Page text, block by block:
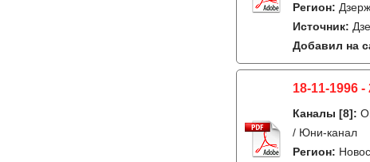
Регион:
Источник:
Добавил на
18-11-1996 -
Каналы [8]:
/ Юни-канал
Регион: